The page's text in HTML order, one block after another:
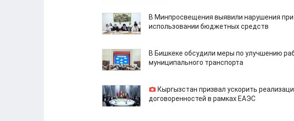
В Минпросвещения выявили нарушения при
использовании бюджетных средств
В Бишкеке обсудили меры по улучшению
муниципального транспорта
Кыргызстан призвал ускорить
договоренностей в рамках ЕАЭС